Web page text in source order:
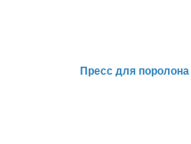
Пресс для поролона